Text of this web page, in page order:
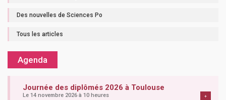
Des nouvelles de Sciences Po
Tous les articles
Agenda
Journée des diplômés 2026 à Toulouse
Le 14 novembre 2026 à 10 heures +